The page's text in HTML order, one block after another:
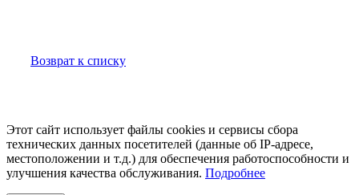
Возврат к списку
Этот сайт использует файлы cookies и сервисы сбора
технических данных посетителей (данные об IP-адресе,
местоположении и т.д.) для обеспечения работоспособности и
улучшения качества обслуживания. Подробнее